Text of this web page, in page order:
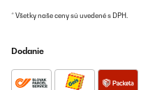
* Všetky naše ceny sú uvedené s DPH.
Dodanie